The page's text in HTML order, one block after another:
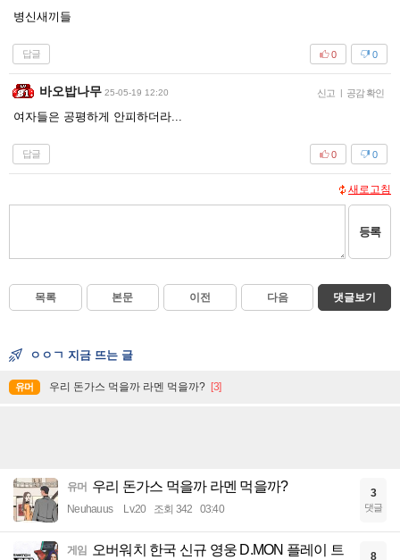
병신새끼들
답글 0
0
바오밥나무 25-05-19 12:20 신고 | 공감 확인
여자들은 공평하게 안피하더라...
답글 0
0
새로고침
등록
목록 본문 이전 다음 댓글보기
ㅇㅇㄱ 지금 뜨는 글
유머 우리 돈가스 먹을까 라멘 먹을까? [3]
유머 우리 돈가스 먹을까 라멘 먹을까?
Neuhauus Lv.20 조회 342 03:40
3
댓글
게임 오버워치 한국 신규 영웅 D.MON 플레이 트 8